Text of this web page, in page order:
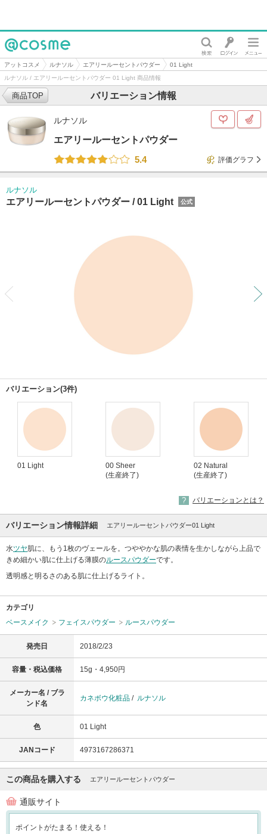
@cosme
アットコスメ ルナソル エアリールーセントパウダー
01 Light
ルナソル / エアリールーセントパウダー 01 Light 商品情報
バリエーション情報
商品TOP
ルナソル
エアリールーセントパウダー
5.4
評価グラフ
ルナソル
エアリールーセントパウダー /01 Light 公式
バリエーション(3件)
01 Light
00 Sheer
(生産終了)
02 Natural
(生産終了)
バリエーションとは？
バリエーション情報詳細 エアリールーセントパウダー01 Light
水ツヤ肌に、もう1枚のヴェールを。つややかな肌の表情を生かしながら上品で
きめ細かい肌に仕上げる薄膜のルースパウダーです。
透明感と明るさのある肌に仕上げるライト。
カテゴリ
ベースメイク
フェイスパウダー ルースパウダー
発売日 2018/2/23
容量・税込価格 15g・4,950円
メーカー名 / ブラ
ンド名
カネボウ化粧品 / ルナソル
色 01 Light
JANコード 4973167286371
この商品を購入する エアリールーセントパウダー
通販サイト
ポイントがたまる！使える！